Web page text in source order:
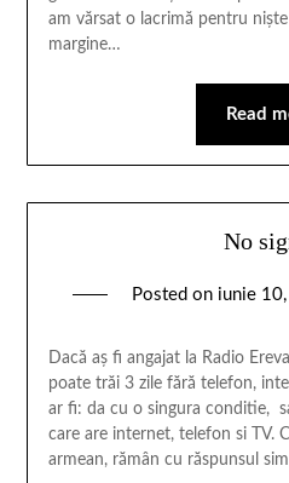
am vărsat o lacrimă pentru
margine…
Read
No
Posted on iunie
Dacă aş fi angajat la Radio
poate trăi 3 zile fără telefon,
ar fi: da cu o singura conditie,
care are internet, telefon si TV.
armean, rămân cu răspunsul